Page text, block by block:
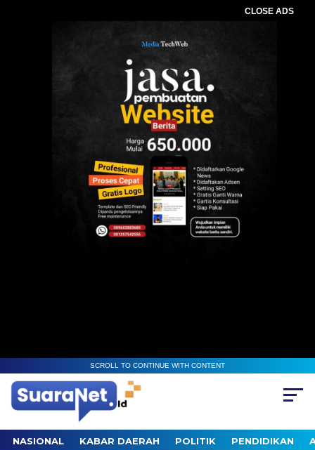
CLOSE ADS
SCROLL TO CONTINUE WITH CONTENT
NASIONAL KABAR DAERAH POLITIK PENDIDIKAN